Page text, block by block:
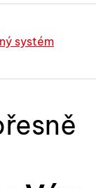
systém